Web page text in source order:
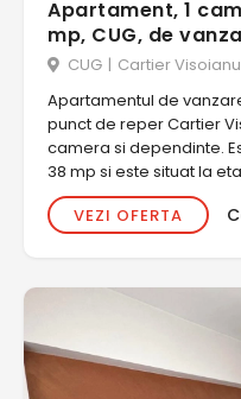
Apartament, 1
mp, CUG, de
CUG | Cartier Visoianu
Apartamentul de
punct de reper Cartier
camera si dependinte.
38 mp si este situat la
VEZI OFERTA